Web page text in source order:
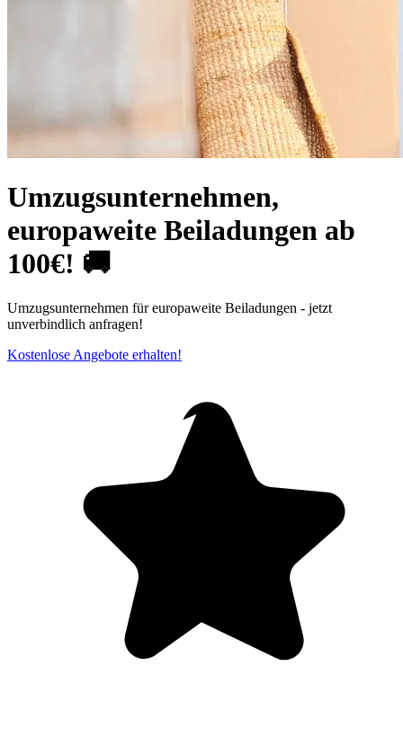
Umzugsunternehmen,
europaweite Beiladungen ab
100€! 🚚
Umzugsunternehmen für europaweite Beiladungen - jetzt
unverbindlich anfragen!
Kostenlose Angebote erhalten!